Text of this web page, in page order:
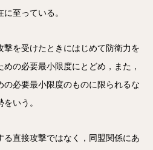
至っている。
を受けたときにはじめて防衛力を
の必要最小限度にとどめ，また，
必要最小限度のものに限られるな
いう。
直接攻撃ではなく，同盟関係にあ